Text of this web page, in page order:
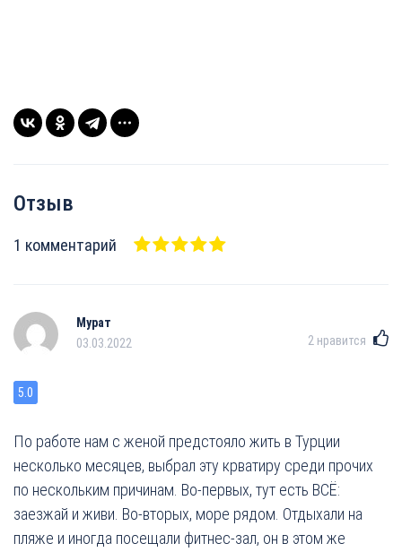
Отзыв
1 комментарий
Мурат
03.03.2022
2 нравится
5.0
По работе нам с женой предстояло жить в Турции
несколько месяцев, выбрал эту крватиру среди прочих
по нескольким причинам. Во-первых, тут есть ВСЁ:
заезжай и живи. Во-вторых, море рядом. Отдыхали на
пляже и иногда посещали фитнес-зал, он в этом же